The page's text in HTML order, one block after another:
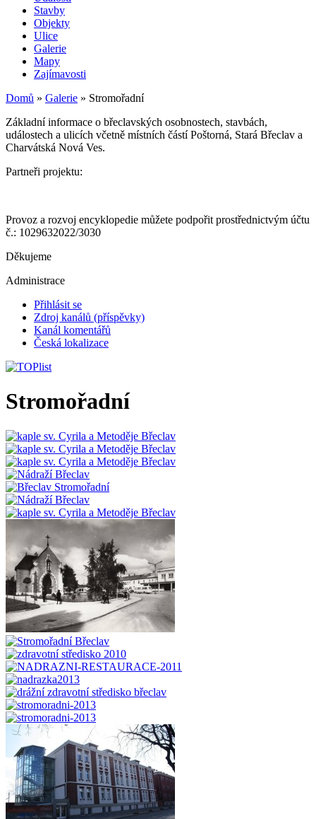
Stavby
Objekty
Ulice
Galerie
Mapy
Zajímavosti
Domů » Galerie » Stromořadní
Základní informace o břeclavských osobnostech, stavbách,
událostech a ulicích včetně místních částí Poštorná, Stará Břeclav a
Charvátská Nová Ves.
Partneři projektu:
Provoz a rozvoj encyklopedie můžete podpořit prostřednictvým účtu
č.: 1029632022/3030
Děkujeme
Administrace
Přihlásit se
Zdroj kanálů (příspěvky)
Kanál komentářů
Česká lokalizace
Stromořadní